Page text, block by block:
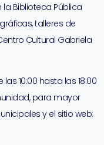
Biblioteca Pública
talleres de
Cultural Gabriela
10:00 hasta las 18:00
para mayor
y el sitio web: